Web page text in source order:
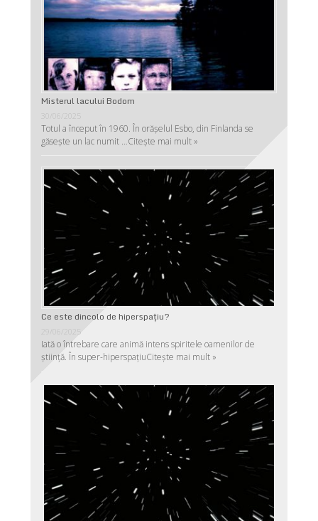
Misterul lacului Bodom
Totul a început în 1960. În orășelul Esbo, din Finlanda se
găsește un lac numit …Citește mai mult »
Ce este dincolo de hiperspaţiu?
Iată o întrebare care animă intens spiritele oamenilor de
ştiinţă. În super-hiperspaţiuCitește mai mult »